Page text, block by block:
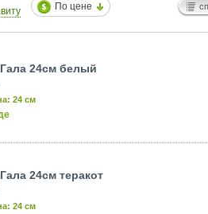
По цене
24см белый
24 см
24см теракот
24 см